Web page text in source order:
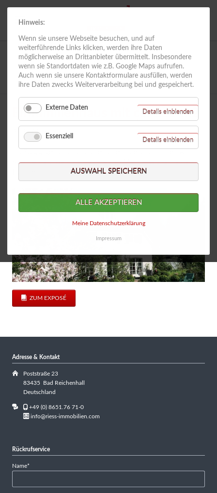
Hinweis:
Wenn sie unsere Webseite besuchen, und auf
weiterführende Links klicken, werden ihre Daten
möglicherweise an Drittanbieter übermittelt. Insbesondere
wenn sie Standortdaten wie z.B. Google Maps aufrufen.
Auch wenn sie unsere Kontaktformulare ausfüllen, werden
ihre Daten zwecks Weiterverarbeitung bei und gespeichert.
Externe Daten
Details einblendenfür
Externe
Daten
Essenziell
Details einblendenfür
AUSWAHL SPEICHERN
ALLE AKZEPTIEREN
Meine Datenschutzerklärung
Impressum
Details
Einfamilienhaus mit ca. 220 m2
03.01.2018 16:18
einem einfällt, wenn man zum ersten Mal dieses charmante
ZUM EXPOSÉ
Adresse & Kontakt
Poststraße 23
83435 Bad Reichenhall
Deutschland
+49 (0) 8651.76 71-0
info@riess-immobilien.com
Rückrufservice
Pflichtfeld
Name*